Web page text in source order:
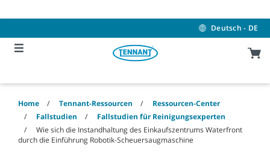
to
to
menu
Deutsch - DE
Home Tennant-Ressourcen
Ressourcen-Center
Fallstudien
Fallstudien für Reinigungsexperten
Wie sich die Instandhaltung des Einkaufszentrums Waterfront
durch die Einführung Robotik-Scheuersaugmaschine